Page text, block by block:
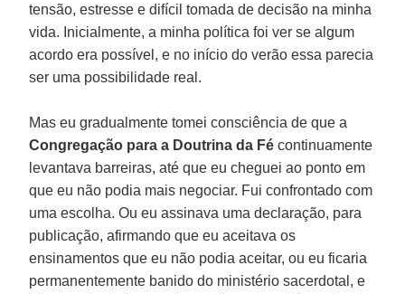
tensão, estresse e difícil tomada de decisão na minha
vida. Inicialmente, a minha política foi ver se algum
acordo era possível, e no início do verão essa parecia
ser uma possibilidade real.
Mas eu gradualmente tomei consciência de que a
Congregação para a Doutrina da Fécontinuamente
levantava barreiras, até que eu cheguei ao ponto em
que eu não podia mais negociar. Fui confrontado com
uma escolha. Ou eu assinava uma declaração, para
publicação, afirmando que eu aceitava os
ensinamentos que eu não podia aceitar, ou eu ficaria
permanentemente banido do ministério sacerdotal, e